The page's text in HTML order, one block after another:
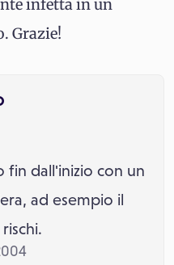
infetta in un
Grazie!
fin dall'inizio con un
ad esempio il